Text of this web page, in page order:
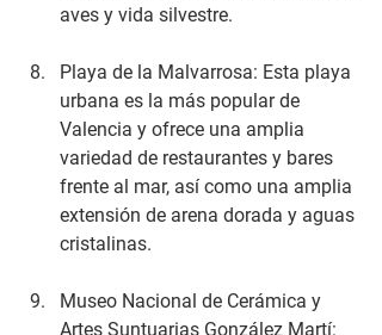
aves y vida silvestre.
Playa de la Malvarrosa: Esta playa
urbana es la más popular de
Valencia y ofrece una amplia
variedad de restaurantes y bares
frente al mar, así como una amplia
extensión de arena dorada y aguas
cristalinas.
Museo Nacional de Cerámica y
Artes Suntuarias González Martí: